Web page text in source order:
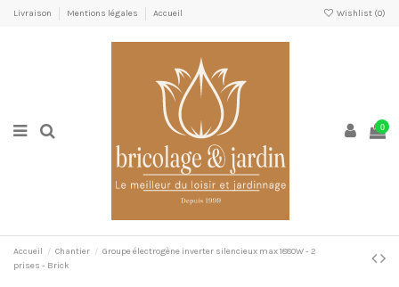
Livraison Mentions légales Accueil Wishlist (0)
0
Accueil Chantier
Groupe électrogène inverter silencieux max 1880W - 2
prises - Brick